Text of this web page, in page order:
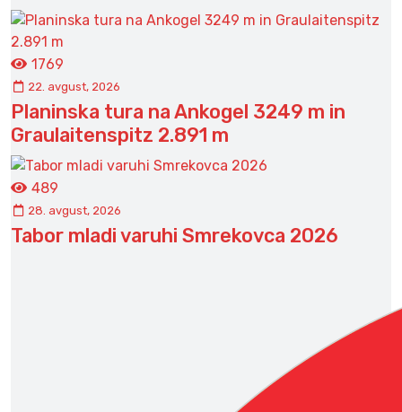
1769
22. avgust, 2026
Planinska tura na Ankogel 3249 m in
Graulaitenspitz 2.891 m
489
28. avgust, 2026
Tabor mladi varuhi Smrekovca 2026